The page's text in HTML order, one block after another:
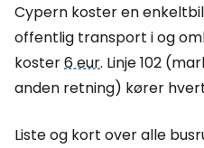
Cypern koster en
offentlig transport i og
koster6 eur. Linje 102
anden retning) kører
Liste og kort over alle